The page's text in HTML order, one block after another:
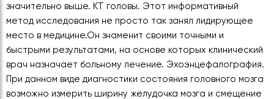
значительно выше. КТ головы. Этот информативный
метод исследования не просто так занял лидирующее
место в медицине.Он знаменит своими точными и
быстрыми результатами, на основе которых клинический
врач назначает больному лечение. Эхоэнцефалография.
При данном виде диагностики состояния головного мозга
возможно измерить ширину желудочка мозга и смещение